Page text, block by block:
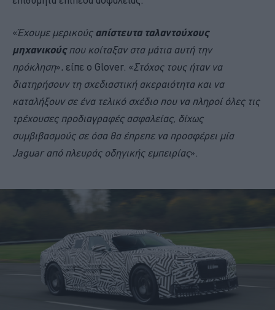
«Έχουμε μερικούς απίστευτα ταλαντούχους
μηχανικούςπου κοίταξαν στα μάτια αυτή την
πρόκληση», είπε ο Glover. «Στόχος τους ήταν να
διατηρήσουν τη σχεδιαστική ακεραιότητα και να
καταλήξουν σε ένα τελικό σχέδιο που να πληροί όλες τις
τρέχουσες προδιαγραφές ασφαλείας, δίχως
συμβιβασμούς σε όσα θα έπρεπε να προσφέρει μία
Jaguar από πλευράς οδηγικής εμπειρίας».